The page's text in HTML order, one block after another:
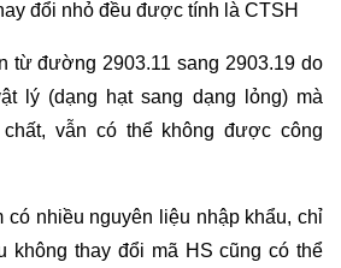
đổi nhỏ đều được tính là CTSH
từ đường 2903.11 sang 2903.19 do
lý (dạng hạt sang dạng lỏng) mà
vẫn có thể không được công
nhiều nguyên liệu nhập khẩu, chỉ
không thay đổi mã HS cũng có thể